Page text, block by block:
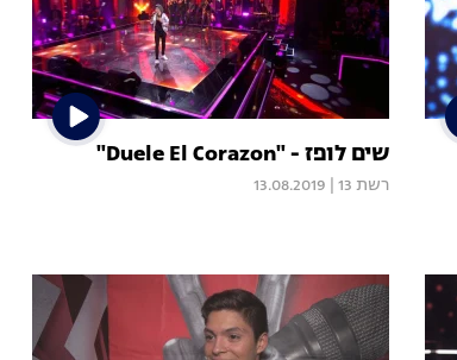
שים לופז - "Duele El Corazon"
רשת 13 13.08.2019